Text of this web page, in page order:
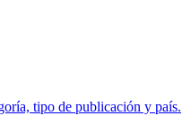
tipo de publicación y país.